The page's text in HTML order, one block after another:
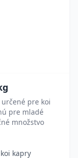
pre koi
pre mladé
množstvo
kapry